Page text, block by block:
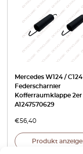
Mercedes W124 / C124
Federscharnier
Kofferraumklappe 2er
A1247570629
€56,40
Produkt